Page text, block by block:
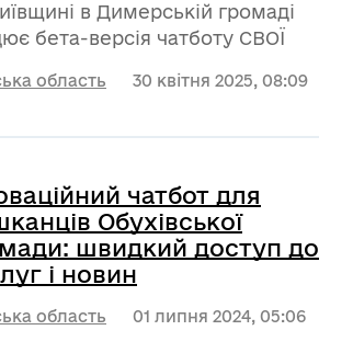
в Димерській громаді
бета-версія чатботу СВОЇ
область 30 квітня 2025, 08:09
чатбот для
Обухівської
швидкий доступ до
і новин
область 01 липня 2024, 05:06